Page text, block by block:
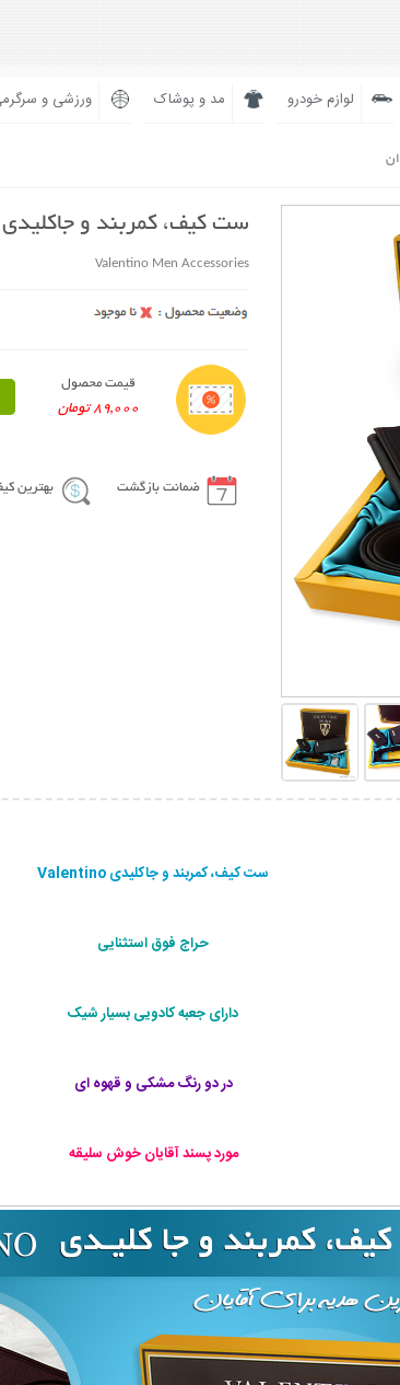
لوازم خودرو مد و پوشاک ورزشی و
ست کیف، کمربند و جاکلیدی Valentino
Valentino Men Accessories
قیمت محصول
89,000 تومان
ضمانت بازگشت بهترین
ست کیف، کمربند و جاکلیدی Valentino
حراج فوق استثنایی
دارای جعبه کادويی بسيار شيک
در دو رنگ مشکی و قهوه ای
مورد پسند آقایان خوش سلیقه